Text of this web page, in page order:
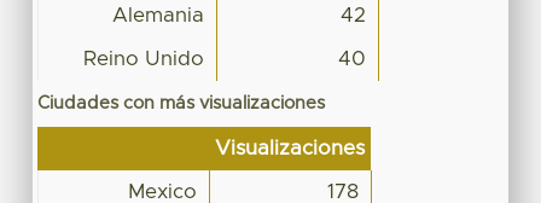
Alemania 42
Reino Unido 40
Ciudades con más visualizaciones
Visualizaciones
Mexico 178